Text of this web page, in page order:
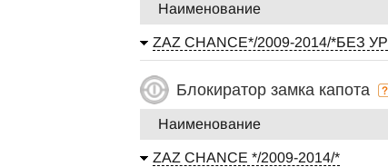
Наименование
ZAZ CHANCE*/2009-2014/*БЕЗ УР
Блокиратор замка капота
Наименование
ZAZ CHANCE */2009-2014/*